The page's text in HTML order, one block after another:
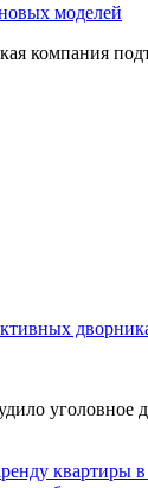
моделей
компания